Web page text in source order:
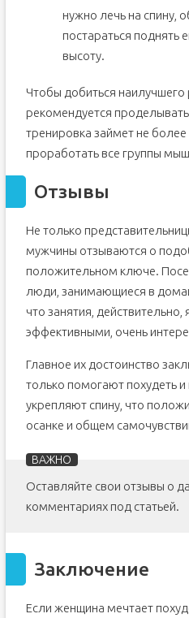
нужно лечь на спину,
постараться поднять
высоту.
Чтобы добиться наилучшего
рекомендуется
тренировка займет не
проработать все группы
Отзывы
Не только
мужчины отзываются о
положительном ключе.
люди, занимающиеся в
что занятия,
эффективными, очень
Главное их достоинство
только помогают похудеть и
укрепляют спину, что
осанке и общем
Оставляйте свои отзывы о
комментариях под статьей.
Заключение
Если женщина мечтает